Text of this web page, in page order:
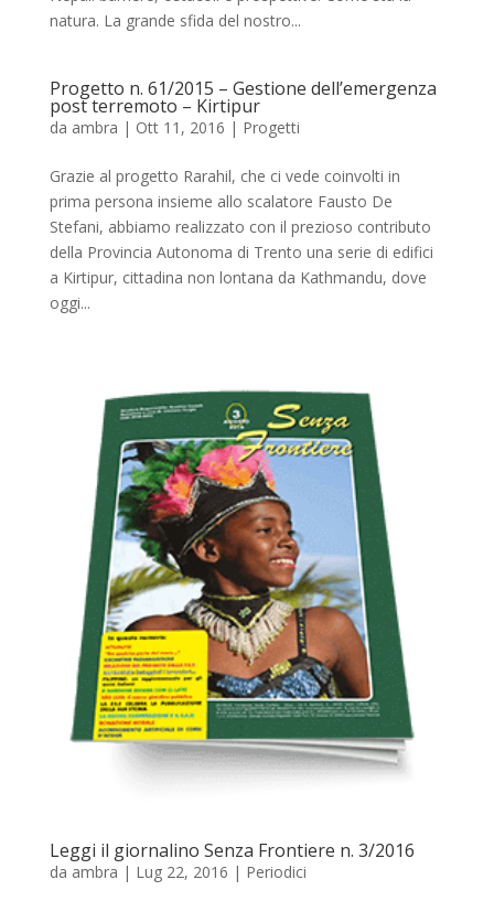
natura. La grande sfida del nostro...
Progetto n. 61/2015 – Gestione dell’emergenza
post terremoto – Kirtipur
da ambra | Ott 11, 2016 | Progetti
Grazie al progetto Rarahil, che ci vede coinvolti in
prima persona insieme allo scalatore Fausto De
Stefani, abbiamo realizzato con il prezioso contributo
della Provincia Autonoma di Trento una serie di edifici
a Kirtipur, cittadina non lontana da Kathmandu, dove
oggi...
Leggi il giornalino Senza Frontiere n. 3/2016
da ambra | Lug 22, 2016 | Periodici